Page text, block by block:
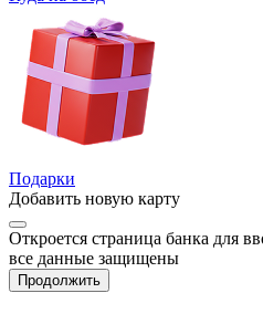
Подарки
Добавить новую карту
Откроется страница банка для
все данные защищены
Продолжить